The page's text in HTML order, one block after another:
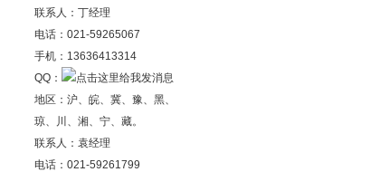
联系人：丁经理
电话：021-59265067
手机：13636413314
QQ：
地区：沪、皖、冀、豫、黑、
琼、川、湘、宁、藏。
联系人：袁经理
电话：021-59261799